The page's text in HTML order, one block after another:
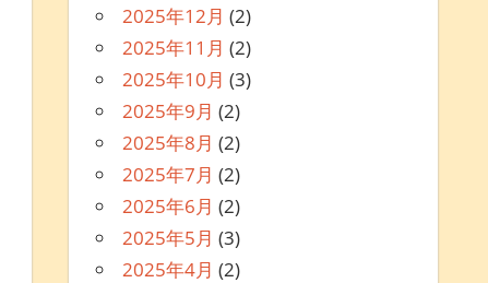
2025年12月 (2)
2025年11月 (2)
2025年10月 (3)
2025年9月 (2)
2025年8月 (2)
2025年7月 (2)
2025年6月 (2)
2025年5月 (3)
2025年4月 (2)